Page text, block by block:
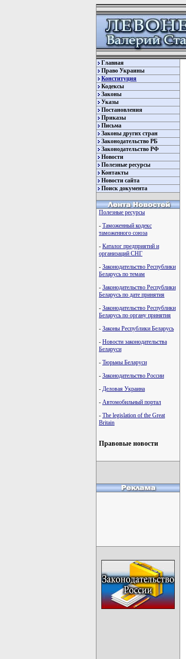
Главная
Право Украины
Конституция
Кодексы
Законы
Указы
Постановления
Приказы
Письма
Законы других стран
Законодательство РБ
Законодательство РФ
Новости
Полезные ресурсы
Контакты
Новости сайта
Поиск документа
Полезные ресурсы
- Таможенный кодекс
таможенного союза
- Каталог предприятий и
организаций СНГ
- Законодательство Республики
Беларусь по темам
- Законодательство Республики
Беларусь по дате принятия
- Законодательство Республики
Беларусь по органу принятия
- Законы Республики Беларусь
- Новости законодательства
Беларуси
- Тюрьмы Беларуси
- Законодательство России
- Деловая Украина
- Автомобильный портал
- The legislation of the Great
Britain
Правовые новости